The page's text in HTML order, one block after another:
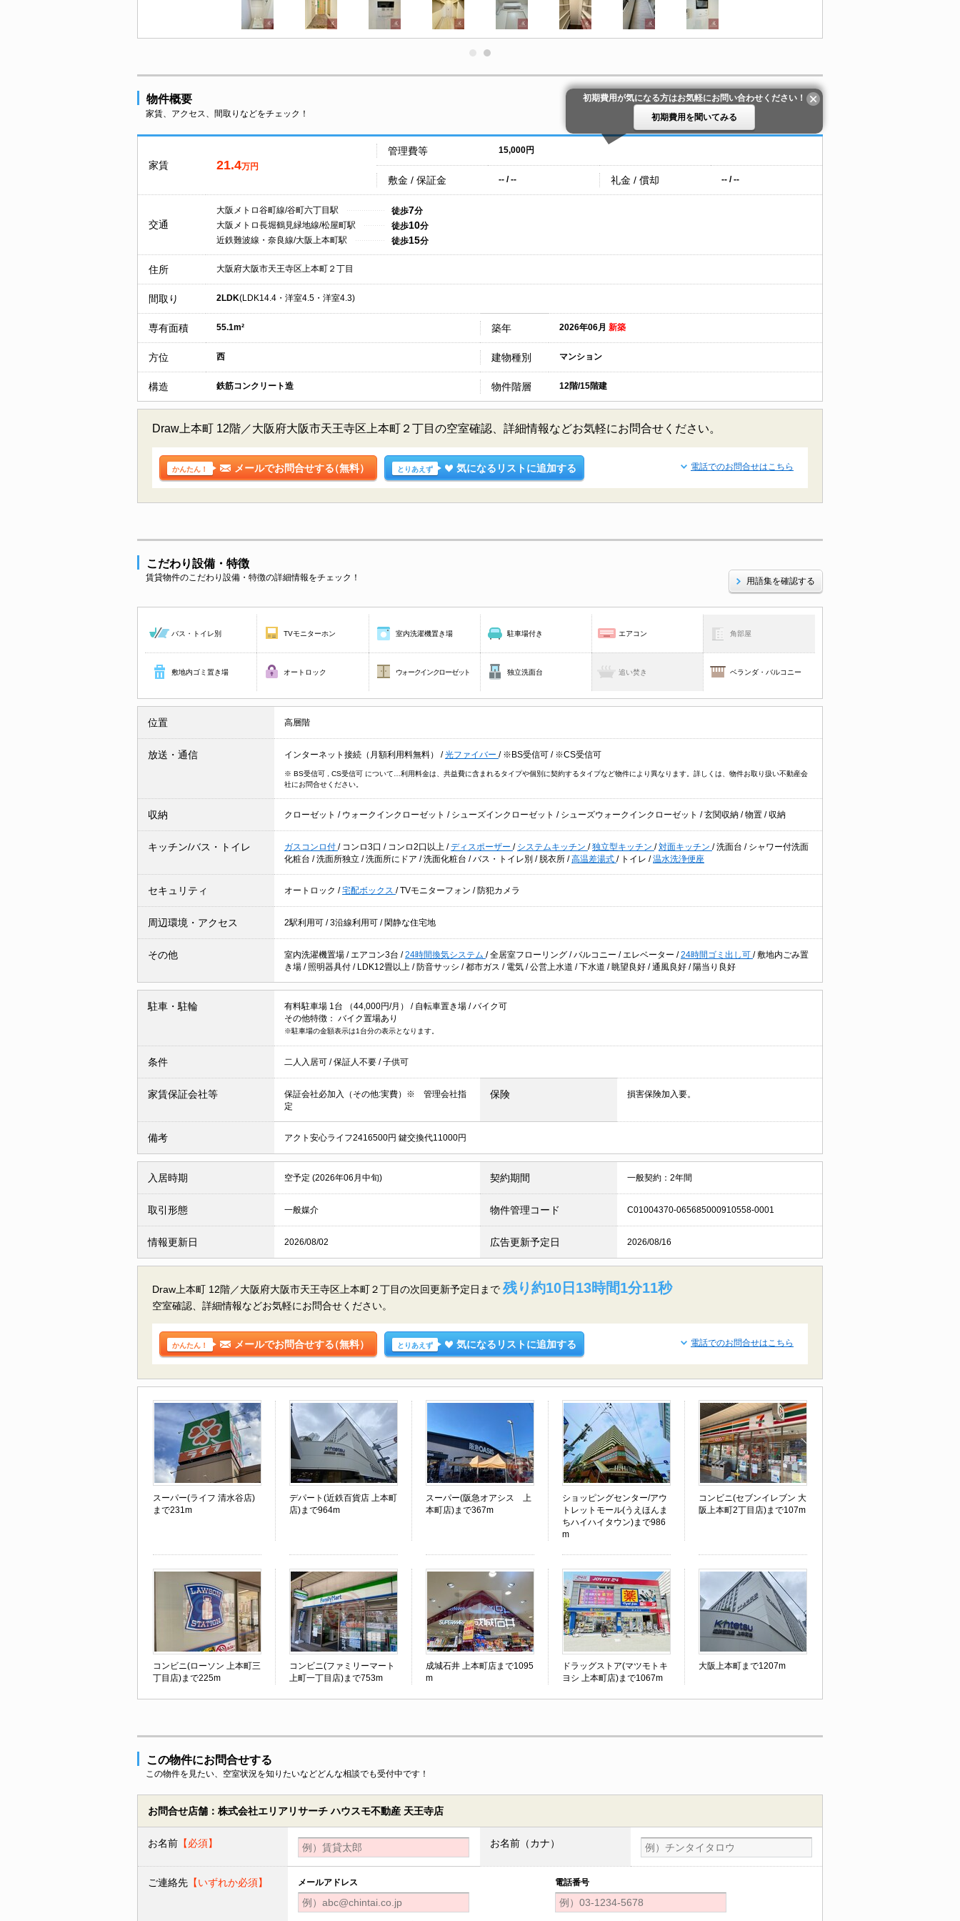
物件概要
家賃、アクセス、間取りなどをチェック！
初期費用が気になる方はお気軽にお問い合わせください！
初期費用を聞いてみる
家賃 21.4万円
管理費等 15,000円
敷金 / 保証金 -- / -- 礼金 / 償却 -- / --
交通
大阪メトロ谷町線/谷町六丁目駅 徒歩7分
大阪メトロ長堀鶴見緑地線/松屋町駅
徒歩10分
近鉄難波線・奈良線/大阪上本町駅
徒歩15分
住所 大阪府大阪市天王寺区上本町２丁目
間取り 2LDK(LDK14.4・洋室4.5・洋室4.3)
専有面積 55.1m² 築年 2026年06月 新築
方位 西 建物種別 マンション
構造 鉄筋コンクリート造 物件階層 12階/15階建
Draw上本町 12階／大阪府大阪市天王寺区上本町２丁目の空室確認、詳細情報などお気軽にお問合せください。
かんたん！ メールでお問合せする（無料） とりあえず 気になるリストに追加する 電話でのお問合せはこちら
こだわり設備・特徴
賃貸物件のこだわり設備・特徴の詳細情報をチェック！ 用語集を確認する
バス・トイレ別 TVモニターホン 室内洗濯機置き場 駐車場付き エアコン 角部屋
敷地内ゴミ置き場 オートロック ウォークインクローゼット 独立洗面台 追い焚き ベランダ・バルコニー
位置 高層階
放送・通信 インターネット接続（月額利用料無料） /光ファイバー / ※BS受信可 / ※CS受信可
※ BS受信可 , CS受信可 について…利用料金は、共益費に含まれるタイプや個別に契約するタイプなど物件により異なります。詳しくは、物件お取り扱い不動産会
社にお問合せください。
収納 クローゼット / ウォークインクローゼット / シューズインクローゼット / シューズウォークインクローゼット /玄関収納 /物置 /収納
キッチン/バス・トイレ ガスコンロ付 / コンロ3口 / コンロ2口以上 /ディスポーザー / システムキッチン /独立型キッチン /対面キッチン /洗面台 / シャワー付洗面
化粧台 /洗面所独立 /洗面所にドア /洗面化粧台 /バス・トイレ別 / 脱衣所 /高温差湯式 / トイレ /温水洗浄便座
セキュリティ オートロック /宅配ボックス /TVモニターフォン / 防犯カメラ
周辺環境・アクセス 2駅利用可 /3沿線利用可 / 閑静な住宅地
その他 室内洗濯機置場 / エアコン3台 /24時間換気システム /全居室フローリング /バルコニー / エレベーター /24時間ゴミ出し可 /敷地内ごみ置
き場 / 照明器具付 / LDK12畳以上 / 防音サッシ /都市ガス / 電気 /公営上水道 /下水道 / 眺望良好 /通風良好 / 陽当り良好
駐車・駐輪 有料駐車場 1台 （44,000円/月） / 自転車置き場 /バイク可
その他特徴： バイク置場あり
※駐車場の金額表示は1台分の表示となります。
条件 二人入居可 /保証人不要 /子供可
家賃保証会社等
保証会社必加入（その他:実費）※ 管理会社指
定
保険 損害保険加入要。
備考 アクト安心ライフ2416500円 鍵交換代11000円
入居時期 空予定 (2026年06月中旬) 契約期間 一般契約：2年間
取引形態 一般媒介 物件管理コード C01004370-065685000910558-0001
情報更新日 2026/08/02 広告更新予定日 2026/08/16
Draw上本町 12階／大阪府大阪市天王寺区上本町２丁目の次回更新予定日まで 残り約10日13時間1分10秒
空室確認、詳細情報などお気軽にお問合せください。
かんたん！ メールでお問合せする（無料） とりあえず 気になるリストに追加する 電話でのお問合せはこちら
スーパー(ライフ 清水谷店)
まで231m
デパート(近鉄百貨店 上本町
店)まで964m
スーパー(阪急オアシス 上
本町店)まで367m
ショッピングセンター/アウ
トレットモール(うえほんま
ちハイハイタウン)まで986
m
コンビニ(セブンイレブン 大
阪上本町2丁目店)まで107m
コンビニ(ローソン 上本町三
丁目店)まで225m
コンビニ(ファミリーマート
上町一丁目店)まで753m
成城石井 上本町店まで1095
m
ドラッグストア(マツモトキ
ヨシ 上本町店)まで1067m
大阪上本町まで1207m
この物件にお問合せする
この物件を見たい、空室状況を知りたいなどどんな相談でも受付中です！
お問合せ店舗：株式会社エリアリサーチ ハウスモ不動産 天王寺店
お名前 【必須】 お名前（カナ）
ご連絡先 【いずれか必須】 メールアドレス 電話番号